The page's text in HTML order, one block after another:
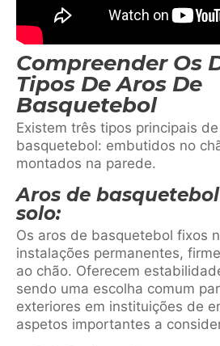
Compreender Os
Tipos De Aros De
Basquetebol
Existem três tipos principais
basquetebol: embutidos no
montados na parede.
Aros de
solo:
Os aros de basquetebol fixos
instalações permanentes,
ao chão. Oferecem
sendo uma escolha comum
exteriores em instituições de
aspetos importantes a